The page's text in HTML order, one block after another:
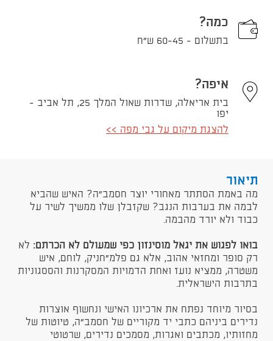
כמה?
בתשלום - 60-45 ש"ח
איפה?
בית אריאלה, שדרות שאול המלך 25, תל אביב -
יפו
להצגת מיקום על גבי מפה >>
תיאור
מה באמת הסתתר מאחורי יוצר חסמב"ה? האיש שהביא
לבמה את בערבות הנגב? שקזבלן שלו ממשיך לשיר על
כבוד ולא יורד מהבמה.
בואו לפגוש את יגאל מוסינזון כפי שמעולם לא הכרתם: לא
רק סופר ומחזאי אהוב, אלא גם פלמ"חניק, לוחם, איש
משטרה, ממציא נועז ואחת הדמויות המסקרנות והססגוניות
בתרבות הישראלית.
בסיור מיוחד נפתח את ארכיונו האישי ונחשוף אוצרות
נדירים ביניהם כתבי יד מקוריים של חסמב"ה, טיוטות של
מחזותיו, מכתבים ואגרות, מסמכים נדירים, שרטוטי